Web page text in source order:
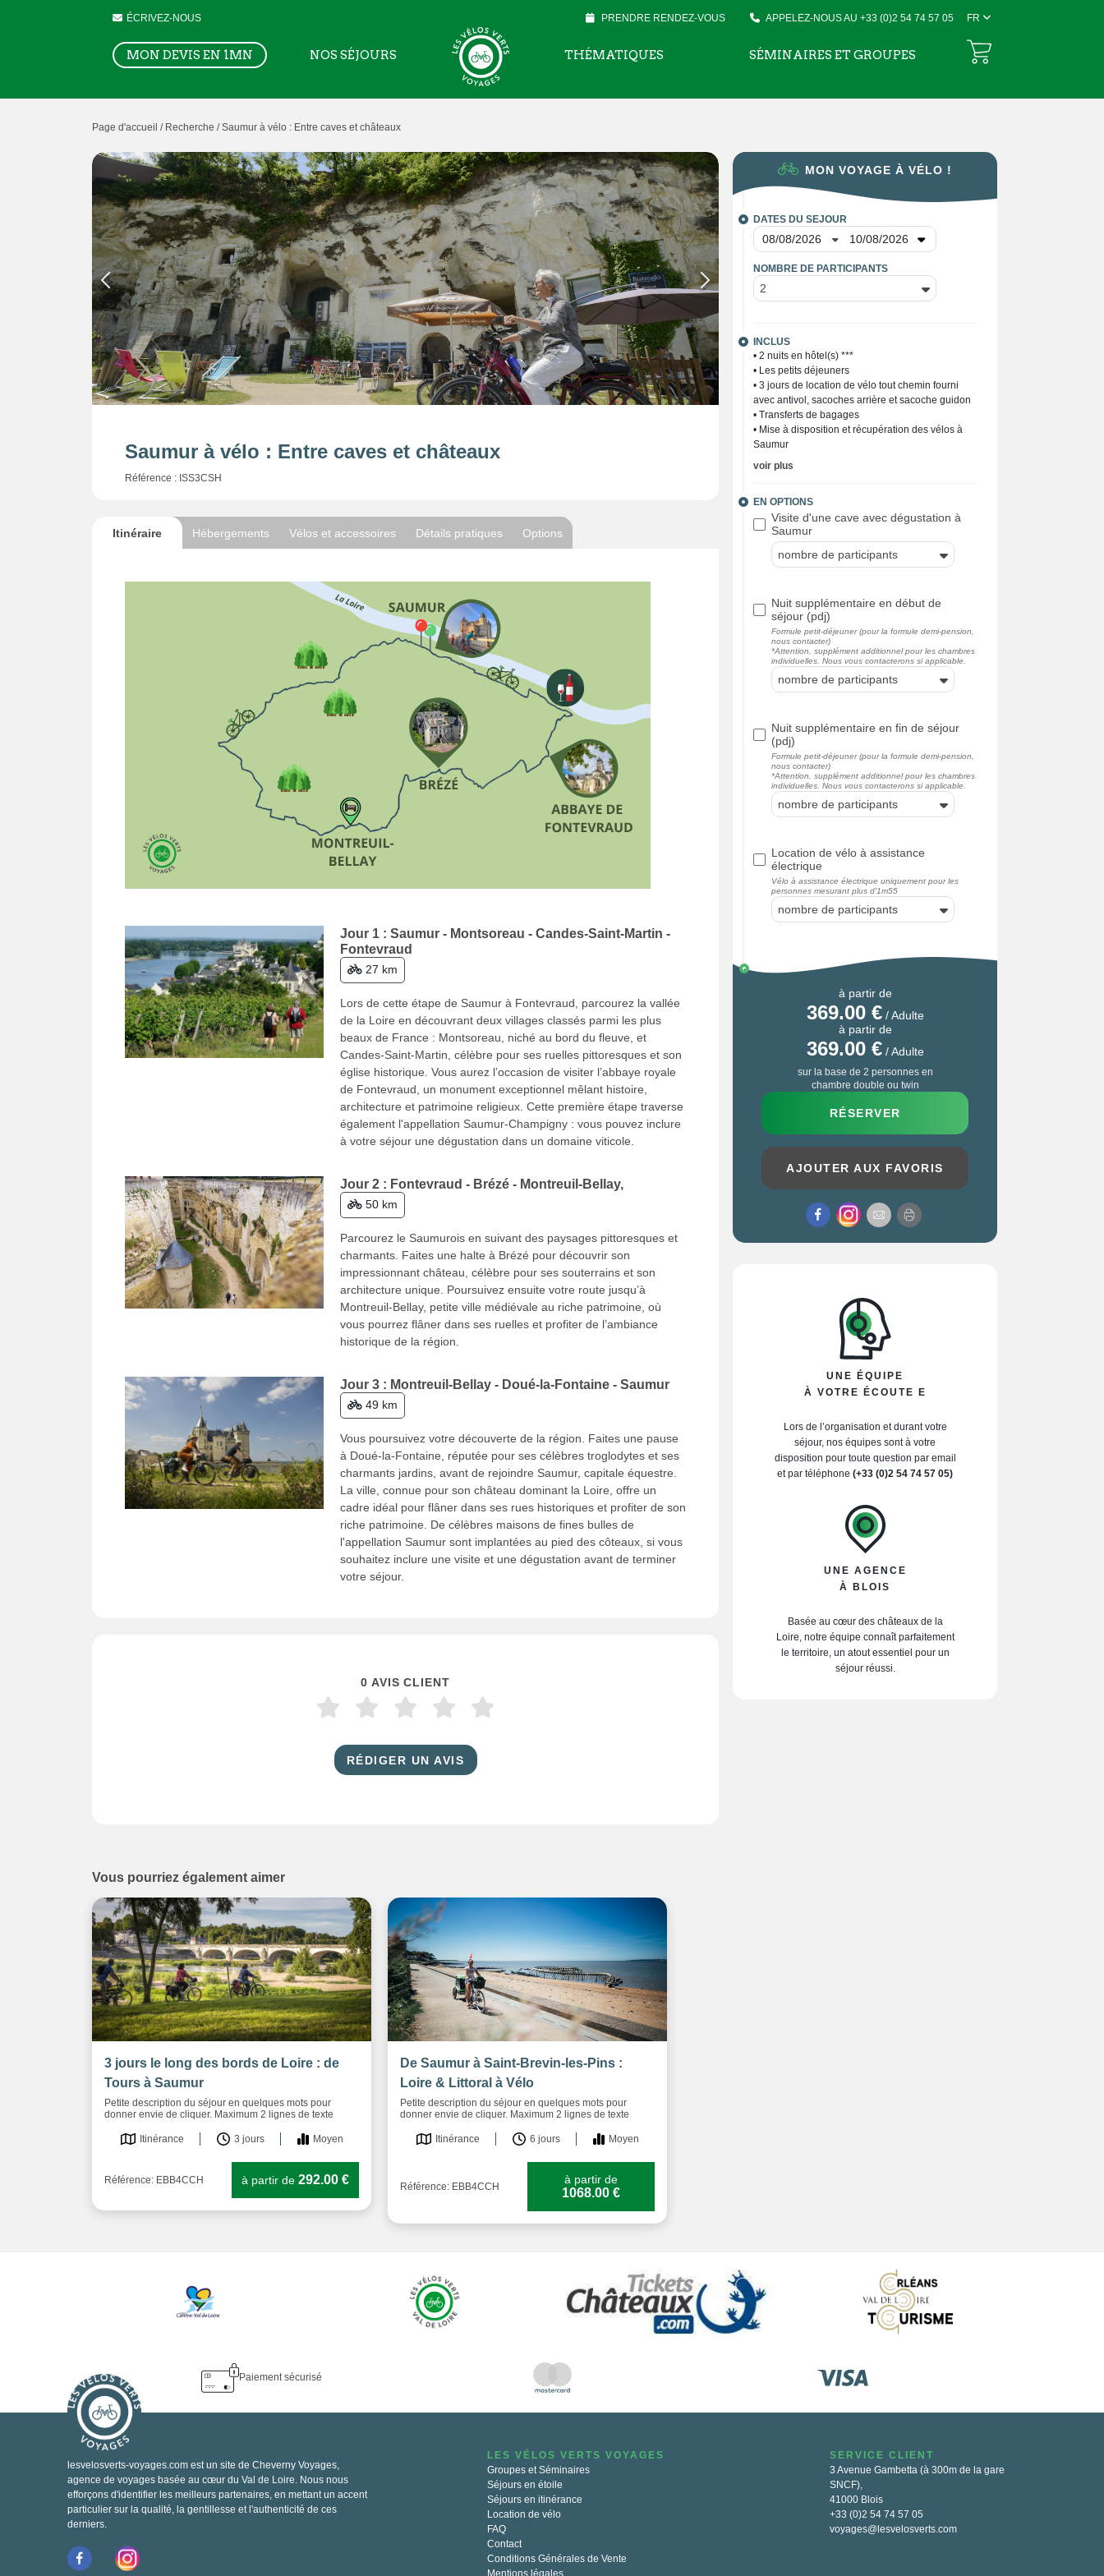
ÉCRIVEZ-NOUS PRENDRE RENDEZ-VOUS APPELEZ-NOUS AU +33 (0)2 54 74 57 05 FR
MON DEVIS EN 1MN NOS SÉJOURS THÉMATIQUES SÉMINAIRES ET GROUPES
Page d'accueil / Recherche / Saumur à vélo : Entre caves et châteaux
Saumur à vélo : Entre caves et châteaux
Référence : ISS3CSH
Itinéraire Hébergements Vélos et accessoires Détails pratiques Options
Jour 1 : Saumur - Montsoreau - Candes-Saint-Martin -
Fontevraud
27 km
Lors de cette étape de Saumur à Fontevraud, parcourez la vallée
de la Loire en découvrant deux villages classés parmi les plus
beaux de France : Montsoreau, niché au bord du fleuve, et
Candes-Saint-Martin, célèbre pour ses ruelles pittoresques et son
église historique. Vous aurez l’occasion de visiter l’abbaye royale
de Fontevraud, un monument exceptionnel mêlant histoire,
architecture et patrimoine religieux. Cette première étape traverse
également l'appellation Saumur-Champigny : vous pouvez inclure
à votre séjour une dégustation dans un domaine viticole.
Jour 2 : Fontevraud - Brézé - Montreuil-Bellay,
50 km
Parcourez le Saumurois en suivant des paysages pittoresques et
charmants. Faites une halte à Brézé pour découvrir son
impressionnant château, célèbre pour ses souterrains et son
architecture unique. Poursuivez ensuite votre route jusqu’à
Montreuil-Bellay, petite ville médiévale au riche patrimoine, où
vous pourrez flâner dans ses ruelles et profiter de l’ambiance
historique de la région.
Jour 3 : Montreuil-Bellay - Doué-la-Fontaine - Saumur
49 km
Vous poursuivez votre découverte de la région. Faites une pause
à Doué-la-Fontaine, réputée pour ses célèbres troglodytes et ses
charmants jardins, avant de rejoindre Saumur, capitale équestre.
La ville, connue pour son château dominant la Loire, offre un
cadre idéal pour flâner dans ses rues historiques et profiter de son
riche patrimoine. De célèbres maisons de fines bulles de
l'appellation Saumur sont implantées au pied des côteaux, si vous
souhaitez inclure une visite et une dégustation avant de terminer
votre séjour.
0 AVIS CLIENT
RÉDIGER UN AVIS
MON VOYAGE À VÉLO !
DATES DU SEJOUR
NOMBRE DE PARTICIPANTS
2
INCLUS
• 2 nuits en hôtel(s) ***
• Les petits déjeuners
• 3 jours de location de vélo tout chemin fourni
avec antivol, sacoches arrière et sacoche guidon
• Transferts de bagages
• Mise à disposition et récupération des vélos à
Saumur
voir plus
EN OPTIONS
Visite d'une cave avec dégustation à
Saumur
nombre de participants
Nuit supplémentaire en début de
séjour (pdj)
Formule petit-déjeuner (pour la formule demi-pension,
nous contacter)
*Attention, supplément additionnel pour les chambres
individuelles. Nous vous contacterons si applicable.
nombre de participants
Nuit supplémentaire en fin de séjour
(pdj)
Formule petit-déjeuner (pour la formule demi-pension,
nous contacter)
*Attention, supplément additionnel pour les chambres
individuelles. Nous vous contacterons si applicable.
nombre de participants
Location de vélo à assistance
électrique
Vélo à assistance électrique uniquement pour les
personnes mesurant plus d'1m55
nombre de participants
à partir de
369.00€/ Adulte
à partir de
369.00€/ Adulte
sur la base de 2 personnes en
chambre double ou twin
RÉSERVER
AJOUTER AUX FAVORIS
UNE ÉQUIPE
À VOTRE ÉCOUTE E
Lors de l’organisation et durant votre
séjour, nos équipes sont à votre
disposition pour toute question par email
et par téléphone(+33 (0)2 54 74 57 05)
UNE AGENCE
À BLOIS
Basée au cœur des châteaux de la
Loire, notre équipe connaît parfaitement
le territoire, un atout essentiel pour un
séjour réussi.
Vous pourriez également aimer
3 jours le long des bords de Loire : de
Tours à Saumur
Petite description du séjour en quelques mots pour
donner envie de cliquer. Maximum 2 lignes de texte
Itinérance 3 jours Moyen
Référence: EBB4CCH à partir de 292.00 €
De Saumur à Saint-Brevin-les-Pins :
Loire & Littoral à Vélo
Petite description du séjour en quelques mots pour
donner envie de cliquer. Maximum 2 lignes de texte
Itinérance 6 jours Moyen
Référence: EBB4CCH
à partir de
1068.00 €
Paiement sécurisé
lesvelosverts-voyages.com est un site de Cheverny Voyages,
agence de voyages basée au cœur du Val de Loire. Nous nous
efforçons d'identifier les meilleurs partenaires, en mettant un accent
particulier sur la qualité, la gentillesse et l'authenticité de ces
derniers.
LES VÉLOS VERTS VOYAGES
Groupes et Séminaires
Séjours en étoile
Séjours en itinérance
Location de vélo
FAQ
Contact
Conditions Générales de Vente
Mentions légales
SERVICE CLIENT
3 Avenue Gambetta (à 300m de la gare
SNCF),
41000 Blois
+33 (0)2 54 74 57 05
voyages@lesvelosverts.com